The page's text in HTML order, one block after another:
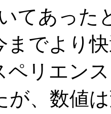
てあった
までより
ペリエン
が、数値